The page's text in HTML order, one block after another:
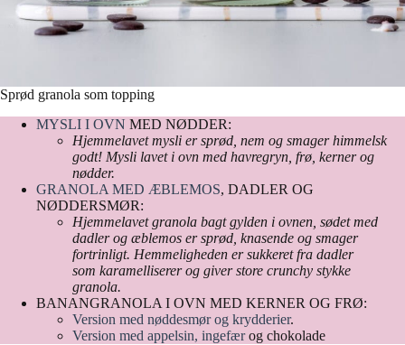
Sprød granola som topping
MYSLI I OVN MED NØDDER:
Hjemmelavet mysli er sprød, nem og smager himmelsk
godt! Mysli lavet i ovn med havregryn, frø, kerner og
nødder.
GRANOLA MED ÆBLEMOS, DADLER OG
NØDDERSMØR:
Hjemmelavet granola bagt gylden i ovnen, sødet med
dadler og æblemos er sprød, knasende og smager
fortrinligt. Hemmeligheden er sukkeret fra dadler
som karamelliserer og giver store crunchy stykke
granola.
BANANGRANOLA I OVN MED KERNER OG FRØ:
Version med nøddesmør og krydderier.
Version med appelsin, ingefærog chokolade